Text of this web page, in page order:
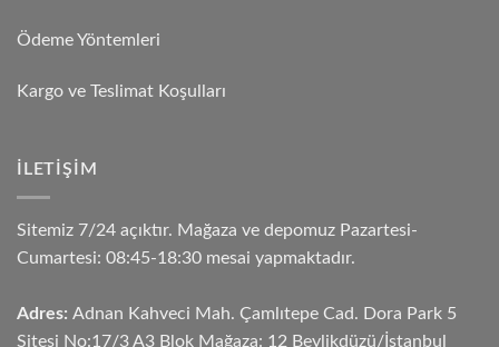
Ödeme Yöntemleri
Kargo ve Teslimat Koşulları
İLETIŞIM
Sitemiz 7/24 açıktır. Mağaza ve depomuz Pazartesi-
Cumartesi: 08:45-18:30 mesai yapmaktadır.
Adres: Adnan Kahveci Mah. Çamlıtepe Cad. Dora Park 5
Sitesi No:17/3 A3 Blok Mağaza: 12 Beylikdüzü/İstanbul